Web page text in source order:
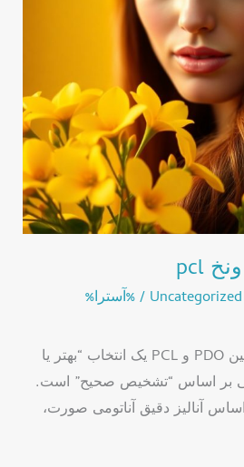
Uncategorized / %آسترا%
قیمت نخ pcl ؟ انتخاب بین PDO و PCL یک انتخاب “بهتر یا
بر اساس “تشخیص صحیح” است.
آنالیز دقیق آناتومی صورت،